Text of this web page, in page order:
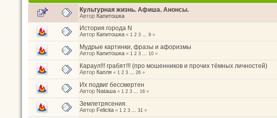
Культурная жизнь. Афиша. Анонсы.
Автор Капитошка
История города N
Автор Капитошка « 1 2 3 ... 9 »
Мудрые картинки, фразы и афоризмы
Автор Капитошка « 1 2 3 ... 10 »
Караул!!! грабят!!! (про мошенников и прочих тёмных личностей)
Автор Капля « 1 2 3 ... 26 »
Их подвиг бессмертен
Автор Nataшa « 1 2 3 ... 16 »
Землетрясения.
Автор Felicita « 1 2 3 ... 31 »